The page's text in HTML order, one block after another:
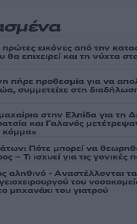
εικόνες από την
επιχειρεί και τη νύχτα
πήρε προθεσμία για να
συμμετείχε στη
στην Ελπίδα για τη
και Γαλανός
κόμμα»
Πότε μπορεί να
– Τι ισχυεί για τις γονικές
αληθινό - Aναστέλλονται
του
μηχανάκι του γιατρού